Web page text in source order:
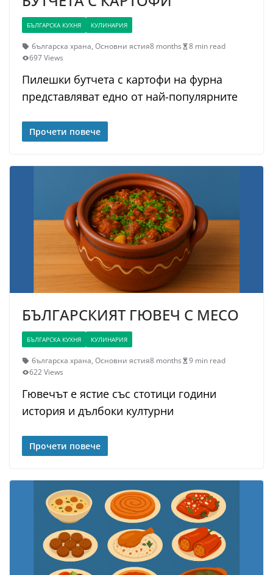
БЪЛГАРСКА КУХНЯ КУЛИНАРИЯ
българска храна, Основни ястия8 months
8 min read
697 Views
Пилешки бутчета с картофи на фурна
представляват едно от най-популярните
Прочети повече
БЪЛГАРСКИЯТ ГЮВЕЧ С МЕСО
БЪЛГАРСКА КУХНЯ КУЛИНАРИЯ
българска храна, Основни ястия8 months
9 min read
622 Views
Гювечът е ястие със стотици години
история и дълбоки културни
Прочети повече